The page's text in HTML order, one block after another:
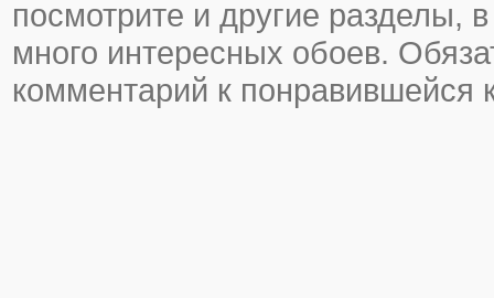
посмотрите и другие разделы,
много интересных обоев.
комментарий к понравившейся